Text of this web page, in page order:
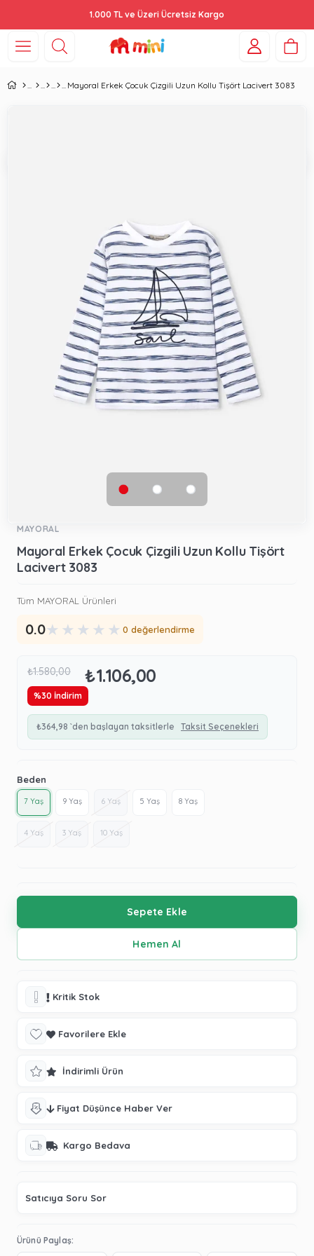
1.000 TL ve Üzeri Ücretsiz Kargo
Mayoral Erkek Çocuk Çizgili Uzun Kollu Tişört Lacivert 3083
MAYORAL
Mayoral Erkek Çocuk Çizgili Uzun Kollu Tişört
Lacivert 3083
Tüm MAYORAL Ürünleri
0.0★ ★ ★ ★ ★ 0 değerlendirme
₺1.580,00 ₺1.106,00
%30 İndirim
₺364,98 `den başlayan taksitlerle Taksit Seçenekleri
Beden
7 Yaş 9 Yaş 6 Yaş 5 Yaş 8 Yaş
4 Yaş 3 Yaş 10 Yaş
Kritik Stok
Favorilere Ekle
İndirimli Ürün
Fiyat Düşünce Haber Ver
Kargo Bedava
Satıcıya Soru Sor
Ürünü Paylaş: